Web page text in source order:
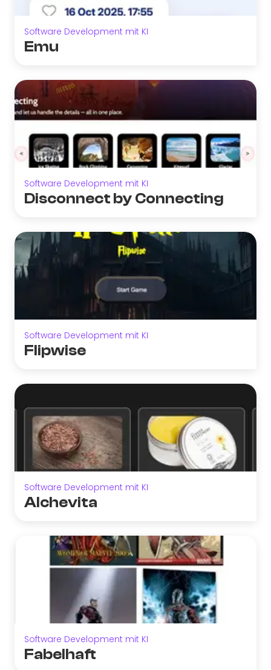
Software Development mit KI
Emu
Software Development mit KI
Disconnect by Connecting
Software Development mit KI
Flipwise
Software Development mit KI
Alchevita
Software Development mit KI
Fabelhaft